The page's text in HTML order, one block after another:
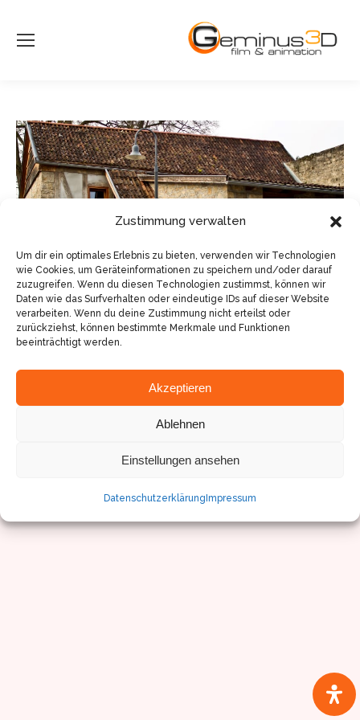
Zustimmung verwalten
Um dir ein optimales Erlebnis zu bieten, verwenden wir Technologien
wie Cookies, um Geräteinformationen zu speichern und/oder darauf
zuzugreifen. Wenn du diesen Technologien zustimmst, können wir
Daten wie das Surfverhalten oder eindeutige IDs auf dieser Website
verarbeiten. Wenn du deine Zustimmung nicht erteilst oder
zurückziehst, können bestimmte Merkmale und Funktionen
beeinträchtigt werden.
Akzeptieren
Ablehnen
Einstellungen ansehen
Datenschutzerklärung Impressum
© Sven Pfister, Geminus 3D